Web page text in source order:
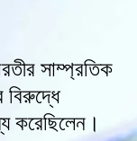
সাম্প্রতিক
বিরুদ্ধে
করেছিলেন।